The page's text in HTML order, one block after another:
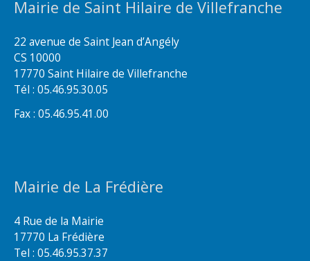
Mairie de Saint Hilaire de Villefranche
22 avenue de Saint Jean d’Angély
CS 10000
17770 Saint Hilaire de Villefranche
Tél : 05.46.95.30.05
Fax : 05.46.95.41.00
Mairie de La Frédière
4 Rue de la Mairie
17770 La Frédière
Tel : 05.46.95.37.37